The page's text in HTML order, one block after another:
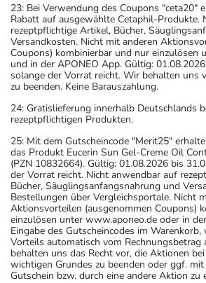
23: Bei Verwendung des Coupons "ceta20"
Rabatt auf ausgewählte Cetaphil-Produkte.
rezeptpflichtige Artikel, Bücher,
Versandkosten. Nicht mit anderen
Coupons) kombinierbar und nur einzulösen
und in der APONEO App. Gültig:
solange der Vorrat reicht. Wir behalten uns
zu beenden. Keine Barauszahlung.
24: Gratislieferung innerhalb Deutschlands
rezeptpflichtigen Produkten.
25: Mit dem Gutscheincode "Merit25"
das Produkt Eucerin Sun Gel-Creme Oil
(PZN 10832664). Gültig: 01.08.2026 bis
der Vorrat reicht. Nicht anwendbar auf
Bücher, Säuglingsanfangsnahrung und
Bestellungen über Vergleichsportale. Nicht
Aktionsvorteilen (ausgenommen Coupons)
einzulösen unter www.aponeo.de oder in
Eingabe des Gutscheincodes im
Vorteils automatisch vom Rechnungsbetrag
behalten uns das Recht vor, die Aktionen
wichtigen Grundes zu beenden oder ggf. mit
Gutschein bzw. durch eine andere Aktion zu